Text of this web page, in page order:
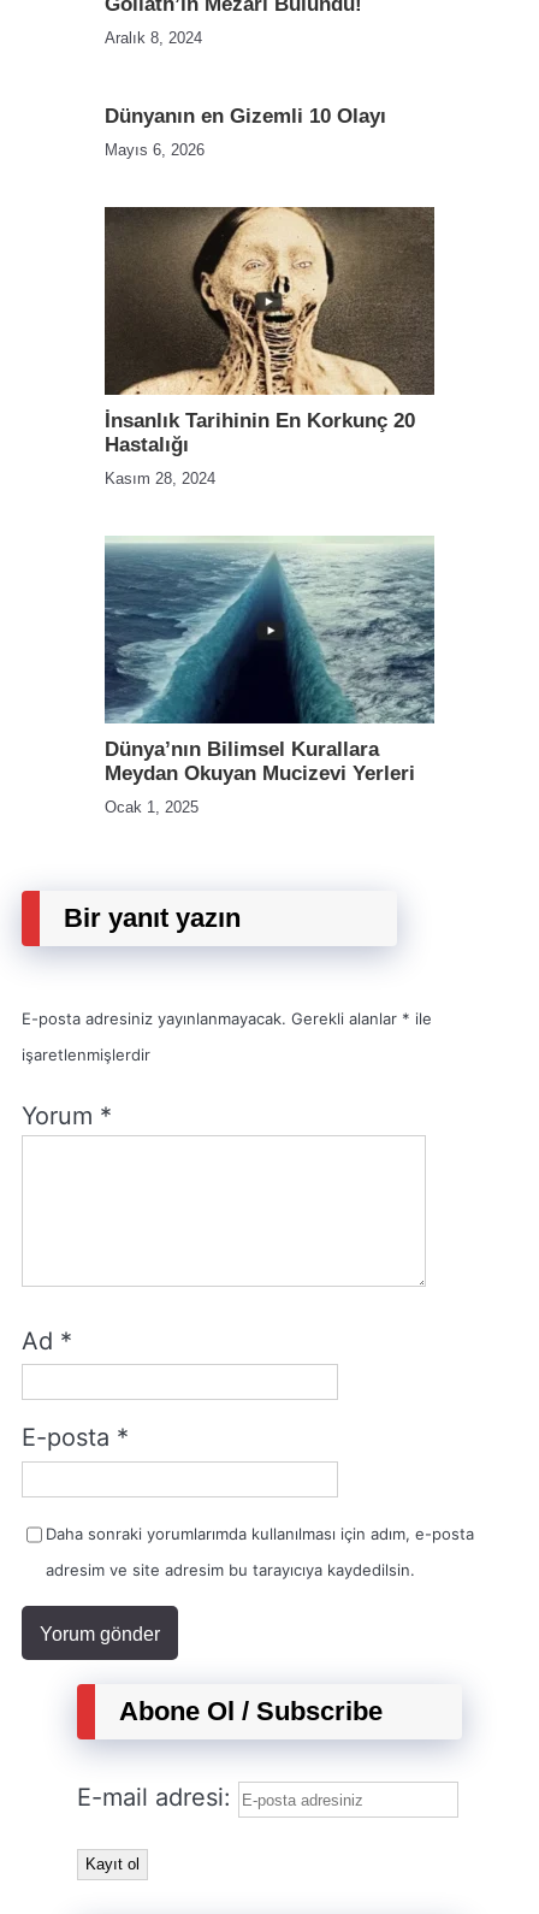
Aralık 8, 2024
Dünyanın en Gizemli 10 Olayı
Mayıs 6, 2026
İnsanlık Tarihinin En Korkunç 20
Hastalığı
Kasım 28, 2024
Dünya’nın Bilimsel Kurallara
Meydan Okuyan Mucizevi Yerleri
Ocak 1, 2025
Bir yanıt yazın
E-posta adresiniz yayınlanmayacak. Gerekli alanlar * ile
işaretlenmişlerdir
Yorum *
Ad *
E-posta *
Daha sonraki yorumlarımda kullanılması için adım, e-posta
adresim ve site adresim bu tarayıcıya kaydedilsin.
Abone Ol / Subscribe
E-mail adresi: